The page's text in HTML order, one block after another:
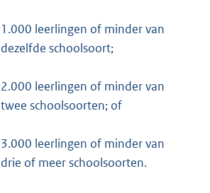
1.000 leerlingen of minder van
dezelfde schoolsoort;
2.000 leerlingen of minder van
twee schoolsoorten; of
3.000 leerlingen of minder van
drie of meer schoolsoorten.